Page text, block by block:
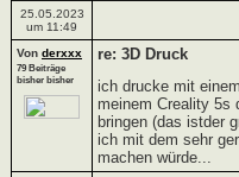
25.05.2023
um 11:49
Von derxxx
79 Beiträge
bisher bisher
re: 3D Druck
ich drucke mit
meinem Creality 5s
bringen (das istder
ich mit dem sehr
machen würde...